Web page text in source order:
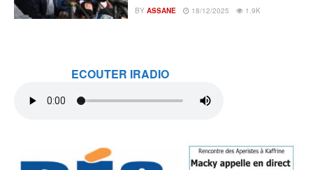
BY ASSANE 18/12/2025 1.9K
ECOUTER IRADIO